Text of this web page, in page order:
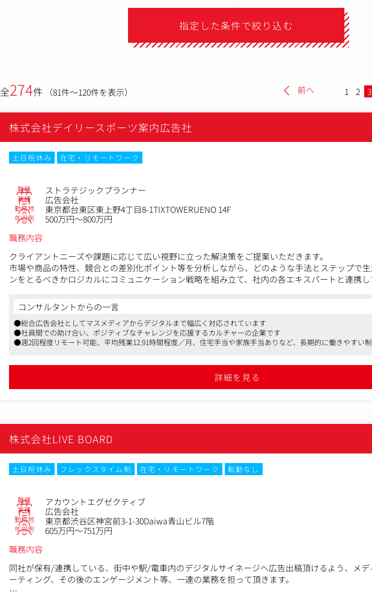
指定した条件で絞り込む
全274件 （81件～120件を表示） 前へ 1 2 3
株式会社デイリースポーツ案内広告社
土日祝休み
在宅・リモートワーク
職種 ストラテジックプランナー
業種 広告会社
勤務地 東京都台東区東上野4丁目8-1TIXTOWERUENO 14F
年収例
500万円～800万円
職務内容
クライアントニーズや課題に応じて広い視野に立った解決策をご提案いただきます。
市場や商品の特性、競合との差別化ポイント等を分析しながら、どのような手法とステップで
ンをとるべきかロジカルにコミュニケーション戦略を組み立て、社内の各エキスパートと連携
営業担当者と一緒にヒアリングを行い、社内プロジェクトメンバーと企画を練ってプレゼンした
に向けたサポートや効果測定、報告書の作成なども行います。
【仕事の魅力】
企画全体をロジック面で支え、クリエイティブやメディア等各エキスパートスタッフとも連携す
マーケティングの最上流で仕事をする醍醐味を味わえます。
■常に新しいことに挑戦できる
デイリースポーツ案内広告社が所属するDACグループには人材、観光、インバウンドの専門広告
人、文部科学省が後援する作文・絵画コンクールを主催する一般社団法人、世界最大の国際ワ
賞したワインを製造するワイナリーなど、ユニークな法人がたくさんあります。
行動指針として「Do Different」の精神を持ち、企業ビジョンとして「ソーシャルグッド&ユニー
（この仕事で得られるもの）
・目的に応じてTV等のマスメディアからデジタル、イベント、PR、クリエイティブまであらゆ
ニケーション施策を立体的に組み立てる力
・さまざまな課題解決の仕組みをゼロからつくりあげる経験
・ユニークな企業文化で育まれる人間力
コンサルタントからの一言
●総合広告会社としてマスメディアからデジタルまで幅広く対応されています
●社員間での助け合い、ポジティブなチャレンジを応援するカルチャーの企業です
●週2回程度リモート可能、平均残業12.91時間程度／月、住宅手当や家族手当ありなど、長期的に働きやすい
詳細を見る
株式会社LIVE BOARD
土日祝休み フレックスタイム制 在宅・リモートワーク
転勤なし
職種 アカウントエグゼクティブ
業種 広告会社
勤務地 東京都渋谷区神宮前3-1-30Daiwa青山ビル7階
年収例
605万円～751万円
職務内容
同社が保有/連携している、街中や駅/電車内のデジタルサイネージへ広告出稿頂けるよう、メ
ーティング、その後のエンゲージメント等、一連の業務を担って頂きます。